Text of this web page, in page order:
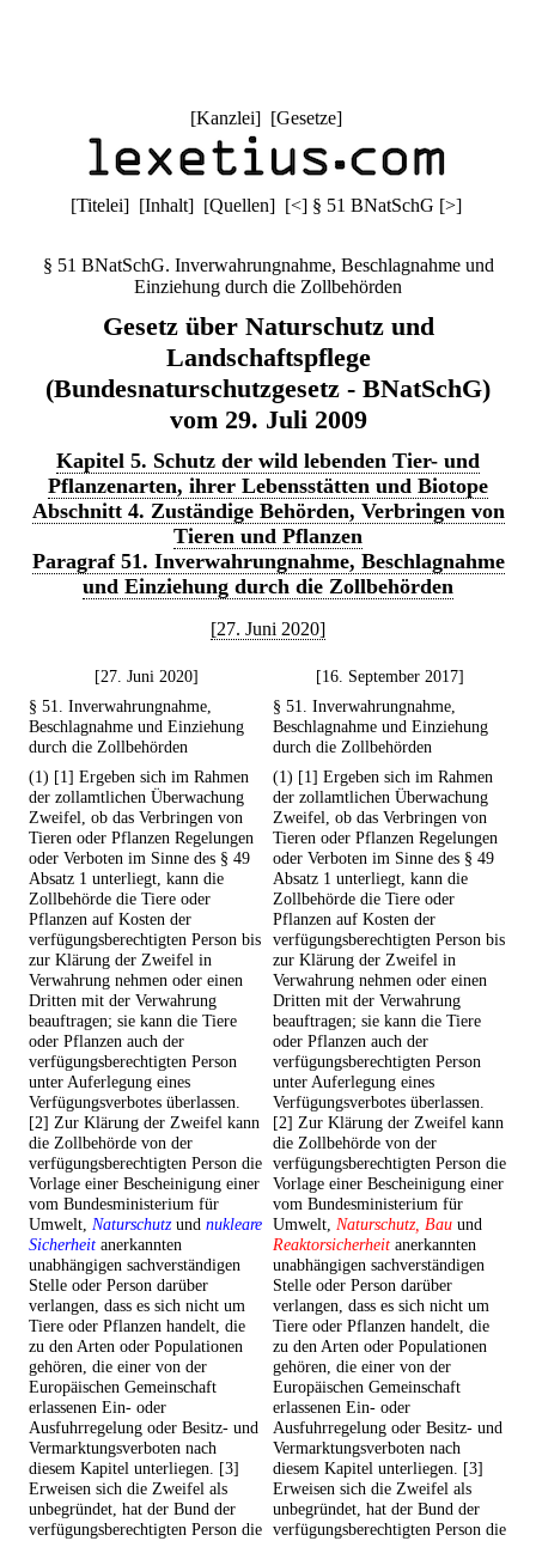
[Kanzlei] [Gesetze]
[Titelei] [Inhalt] [Quellen] [<] § 51 BNatSchG [>]
§ 51 BNatSchG. Inverwahrungnahme, Beschlagnahme und
Einziehung durch die Zollbehörden
Gesetz über Naturschutz und
Landschaftspflege
(Bundesnaturschutzgesetz - BNatSchG)
vom 29. Juli 2009
Kapitel 5. Schutz der wild lebenden Tier- und
Pflanzenarten, ihrer Lebensstätten und Biotope
Abschnitt 4. Zuständige Behörden, Verbringen von
Tieren und Pflanzen
Paragraf 51. Inverwahrungnahme, Beschlagnahme
und Einziehung durch die Zollbehörden
[27. Juni 2020]
[27. Juni 2020]
[16. September 2017]
§ 51. Inverwahrungnahme,
Beschlagnahme und Einziehung
durch die Zollbehörden
§ 51. Inverwahrungnahme,
Beschlagnahme und Einziehung
durch die Zollbehörden
(1) [1] Ergeben sich im Rahmen
der zollamtlichen Überwachung
Zweifel, ob das Verbringen von
Tieren oder Pflanzen Regelungen
oder Verboten im Sinne des § 49
Absatz 1 unterliegt, kann die
Zollbehörde die Tiere oder
Pflanzen auf Kosten der
verfügungsberechtigten Person bis
zur Klärung der Zweifel in
Verwahrung nehmen oder einen
Dritten mit der Verwahrung
beauftragen; sie kann die Tiere
oder Pflanzen auch der
verfügungsberechtigten Person
unter Auferlegung eines
Verfügungsverbotes überlassen.
[2] Zur Klärung der Zweifel kann
die Zollbehörde von der
verfügungsberechtigten Person die
Vorlage einer Bescheinigung einer
vom Bundesministerium für
Umwelt, Naturschutzund nukleare
Sicherheit anerkannten
unabhängigen sachverständigen
Stelle oder Person darüber
verlangen, dass es sich nicht um
Tiere oder Pflanzen handelt, die
zu den Arten oder Populationen
gehören, die einer von der
Europäischen Gemeinschaft
erlassenen Ein- oder
Ausfuhrregelung oder Besitz- und
Vermarktungsverboten nach
diesem Kapitel unterliegen. [3]
Erweisen sich die Zweifel als
unbegründet, hat der Bund der
verfügungsberechtigten Person die
(1) [1] Ergeben sich im Rahmen
der zollamtlichen Überwachung
Zweifel, ob das Verbringen von
Tieren oder Pflanzen Regelungen
oder Verboten im Sinne des § 49
Absatz 1 unterliegt, kann die
Zollbehörde die Tiere oder
Pflanzen auf Kosten der
verfügungsberechtigten Person bis
zur Klärung der Zweifel in
Verwahrung nehmen oder einen
Dritten mit der Verwahrung
beauftragen; sie kann die Tiere
oder Pflanzen auch der
verfügungsberechtigten Person
unter Auferlegung eines
Verfügungsverbotes überlassen.
[2] Zur Klärung der Zweifel kann
die Zollbehörde von der
verfügungsberechtigten Person die
Vorlage einer Bescheinigung einer
vom Bundesministerium für
Umwelt, Naturschutz, Bau und
Reaktorsicherheit anerkannten
unabhängigen sachverständigen
Stelle oder Person darüber
verlangen, dass es sich nicht um
Tiere oder Pflanzen handelt, die
zu den Arten oder Populationen
gehören, die einer von der
Europäischen Gemeinschaft
erlassenen Ein- oder
Ausfuhrregelung oder Besitz- und
Vermarktungsverboten nach
diesem Kapitel unterliegen. [3]
Erweisen sich die Zweifel als
unbegründet, hat der Bund der
verfügungsberechtigten Person die